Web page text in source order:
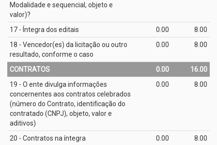
Modalidade e sequencial, objeto e
valor)?
17 - Íntegra dos editais 0.00
8.00
18 - Vencedor(es) da licitação ou outro
resultado, conforme o caso
0.00 8.00
CONTRATOS 0.00
16.00
19 - O ente divulga informações
concernentes aos contratos celebrados
(número do Contrato, identificação do
contratado (CNPJ), objeto, valor e
aditivos)
0.00 8.00
20 - Contratos na íntegra 0.00
8.00